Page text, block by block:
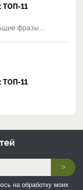
ТОП-11
фразы....
ТОП-11
>
на обработку моих